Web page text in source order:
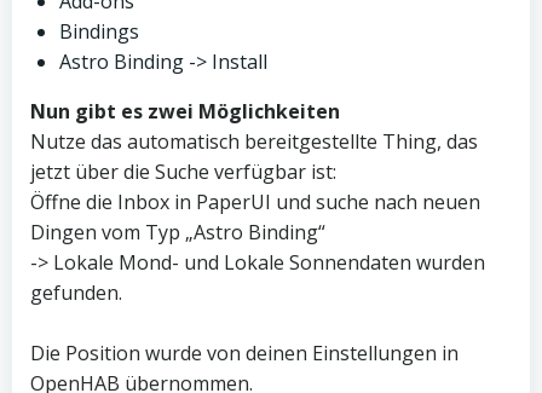
Bindings
Astro Binding -> Install
Nun gibt es zwei Möglichkeiten
Nutze das automatisch bereitgestellte Thing, das
jetzt über die Suche verfügbar ist:
Öffne die Inbox in PaperUI und suche nach neuen
Dingen vom Typ „Astro Binding“
-> Lokale Mond- und Lokale Sonnendaten wurden
gefunden.
Die Position wurde von deinen Einstellungen in
OpenHAB übernommen.